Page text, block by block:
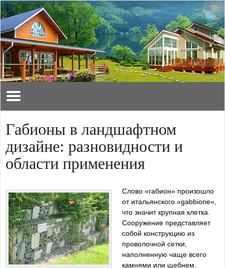
Габионы в ландшафтном
дизайне: разновидности и
области применения
Слово «габион» произошло
от итальянского «gabbione»,
что значит крупная клетка.
Сооружение представляет
собой конструкцию из
проволочной сетки,
наполненную чаще всего
камнями или щебнем.